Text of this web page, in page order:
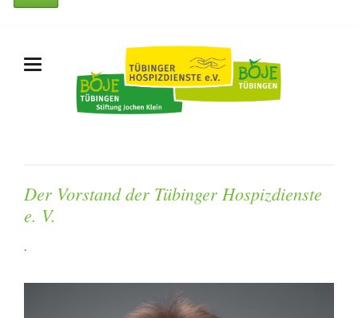
Der Vorstand der Tübinger Hospizdienste
e. V.
.